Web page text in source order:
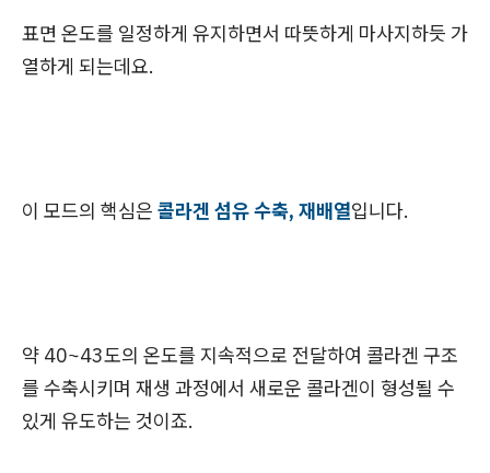
표면 온도를 일정하게 유지하면서 따뜻하게 마사지하듯 가
열하게 되는데요.
이 모드의 핵심은 콜라겐 섬유 수축, 재배열입니다.
약 40~43도의 온도를 지속적으로 전달하여 콜라겐 구조
를 수축시키며 재생 과정에서 새로운 콜라겐이 형성될 수
있게 유도하는 것이죠.